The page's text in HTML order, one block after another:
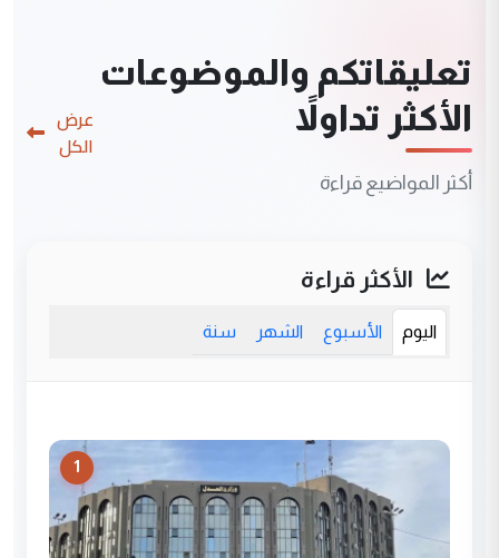
تعليقاتكم والموضوعات
الأكثر تداولاً
أكثر المواضيع قراءة
عرض
الكل
الأكثر قراءة
اليوم الأسبوع الشهر سنة
1